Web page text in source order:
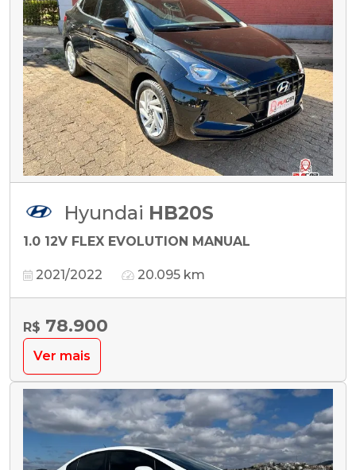
Hyundai HB20S
1.0 12V FLEX EVOLUTION MANUAL
2021/2022 20.095 km
R$ 78.900
Ver mais